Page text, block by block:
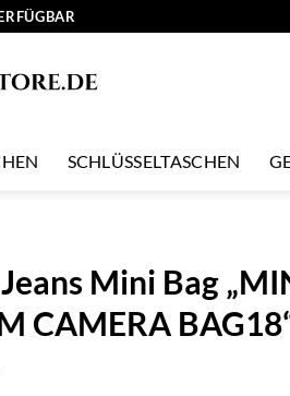
SCHLÜSSELTASCHEN
Mini Bag
CAMERA